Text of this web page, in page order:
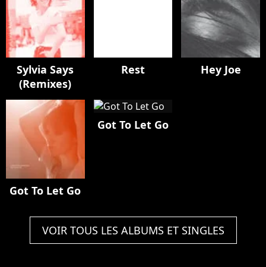
Sylvia Says
(Remixes)
Rest Hey Joe
Got To Let Go
Got To Let Go
VOIR TOUS LES ALBUMS ET SINGLES